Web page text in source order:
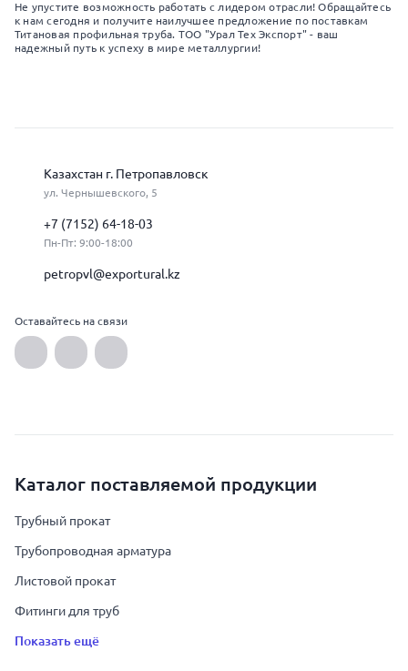
Не упустите возможность работать с лидером отрасли! Обращайтесь
к нам сегодня и получите наилучшее предложение по поставкам
Титановая профильная труба. ТОО "Урал Тех Экспорт" - ваш
надежный путь к успеху в мире металлургии!
Казахстан г. Петропавловск
ул. Чернышевского, 5
+7 (7152) 64-18-03
Пн-Пт: 9:00-18:00
petropvl@exportural.kz
Оставайтесь на связи
Каталог поставляемой продукции
Трубный прокат
Трубопроводная арматура
Листовой прокат
Фитинги для труб
Показать ещё